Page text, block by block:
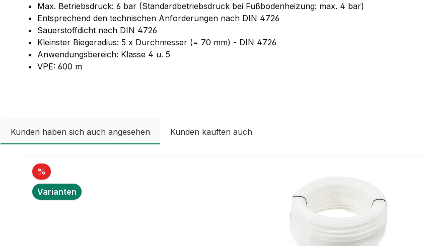
Max. Betriebsdruck: 6 bar (Standardbetriebsdruck bei Fußbodenheizung: max. 4 bar)
Entsprechend den technischen Anforderungen nach DIN 4726
Sauerstoffdicht nach DIN 4726
Kleinster Biegeradius: 5 x Durchmesser (= 70 mm) - DIN 4726
Anwendungsbereich: Klasse 4 u. 5
VPE: 600 m
Kunden haben sich auch angesehen Kunden kauften auch
%
Varianten